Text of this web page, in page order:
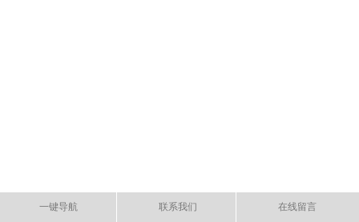
一键导航 联系我们 在线留言